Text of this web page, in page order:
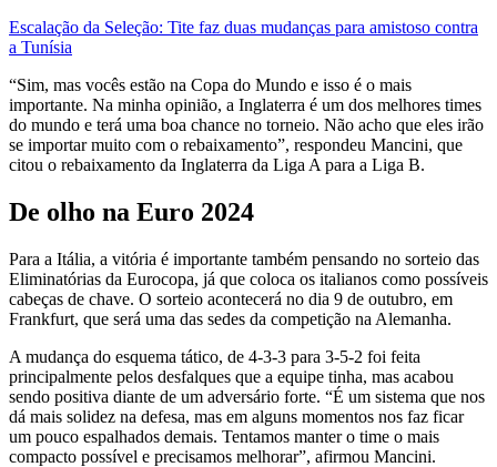
Escalação da Seleção: Tite faz duas mudanças para amistoso contra
a Tunísia
“Sim, mas vocês estão na Copa do Mundo e isso é o mais
importante. Na minha opinião, a Inglaterra é um dos melhores times
do mundo e terá uma boa chance no torneio. Não acho que eles irão
se importar muito com o rebaixamento”, respondeu Mancini, que
citou o rebaixamento da Inglaterra da Liga A para a Liga B.
De olho na Euro 2024
Para a Itália, a vitória é importante também pensando no sorteio das
Eliminatórias da Eurocopa, já que coloca os italianos como possíveis
cabeças de chave. O sorteio acontecerá no dia 9 de outubro, em
Frankfurt, que será uma das sedes da competição na Alemanha.
A mudança do esquema tático, de 4-3-3 para 3-5-2 foi feita
principalmente pelos desfalques que a equipe tinha, mas acabou
sendo positiva diante de um adversário forte. “É um sistema que nos
dá mais solidez na defesa, mas em alguns momentos nos faz ficar
um pouco espalhados demais. Tentamos manter o time o mais
compacto possível e precisamos melhorar”, afirmou Mancini.